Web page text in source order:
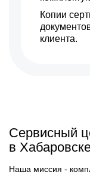
Копии
клиента.
Сервисный
в
Наша миссия -